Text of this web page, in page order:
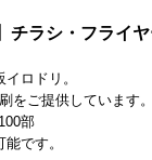
チラシ・フライ
ロドリ。
をご提供しています。
部
です。